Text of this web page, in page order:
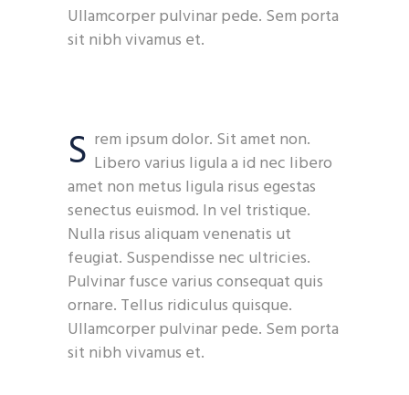
Ullamcorper pulvinar pede. Sem porta
sit nibh vivamus et.
S rem ipsum dolor. Sit amet non.
Libero varius ligula a id nec libero
amet non metus ligula risus egestas
senectus euismod. In vel tristique.
Nulla risus aliquam venenatis ut
feugiat. Suspendisse nec ultricies.
Pulvinar fusce varius consequat quis
ornare. Tellus ridiculus quisque.
Ullamcorper pulvinar pede. Sem porta
sit nibh vivamus et.